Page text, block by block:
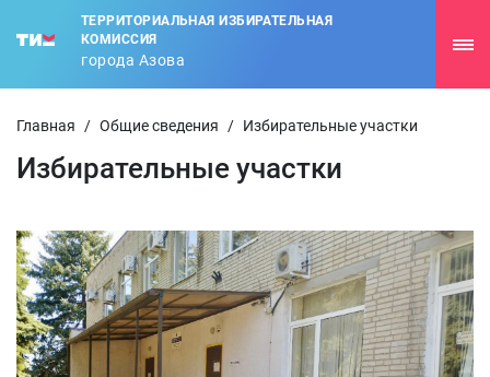
ТЕРРИТОРИАЛЬНАЯ ИЗБИРАТЕЛЬНАЯ
КОМИССИЯ
города Азова
Главная / Общие сведения / Избирательные участки
Избирательные участки